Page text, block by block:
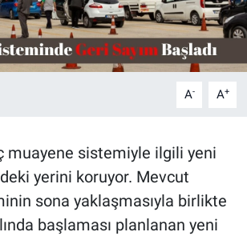
A- A+
muayene sistemiyle ilgili yeni
yerini koruyor. Mevcut
sona yaklaşmasıyla birlikte
başlaması planlanan yeni